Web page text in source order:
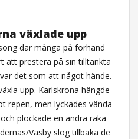
växlade upp
där många på förhand
att prestera på sin tilltänkta
det som att något hände.
upp. Karlskrona hängde
repen, men lyckades vända
plockade en andra raka
Väsby slog tillbaka de